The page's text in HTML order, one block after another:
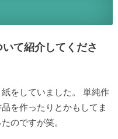
て紹介してくださ
をしていました。 単純作
を作ったりとかもしてま
のですが笑。